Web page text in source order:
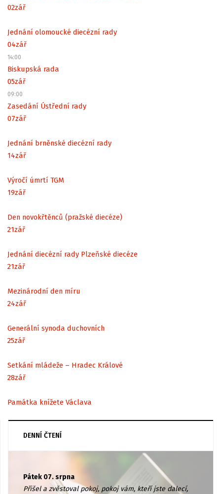
02zář
Jednání olomoucké diecézní rady
04zář
14:00
Biskupská rada
05zář
09:00
Zasedání Ústřední rady
07zář
Jednání brněnské diecézní rady
14zář
Výročí úmrtí TGM
19zář
Den novokřtěnců (pražské diecéze)
21zář
Jednání diecézní rady Plzeňské diecéze
21zář
Mezinárodní den míru
24zář
Generální synoda duchovních
25zář
Setkání mládeže – Hradec Králové
28zář
Památka knížete Václava
DENNÍ ČTENÍ
Pátek 07. srpna
Přišel a zvěstoval pokoj, pokoj vám, kteří jste dalecí,